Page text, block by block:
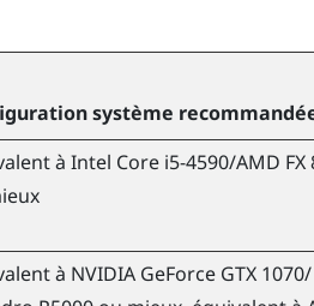
système
à Intel Core i5-4590/AMD FX
à NVIDIA GeForceGTX 1070/